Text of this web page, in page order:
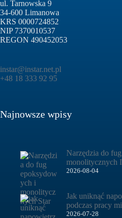
ul. Tarnowska 9
34-600 Limanowa
KRS 0000724852
NIP 7370010537
REGON 490452053
instar@instar.net.pl
+48 18 333 92 95
Najnowsze wpisy
Narzędzia do
monolitycznych
2026-08-04
Jak uniknąć
podczas pracy
2026-07-28